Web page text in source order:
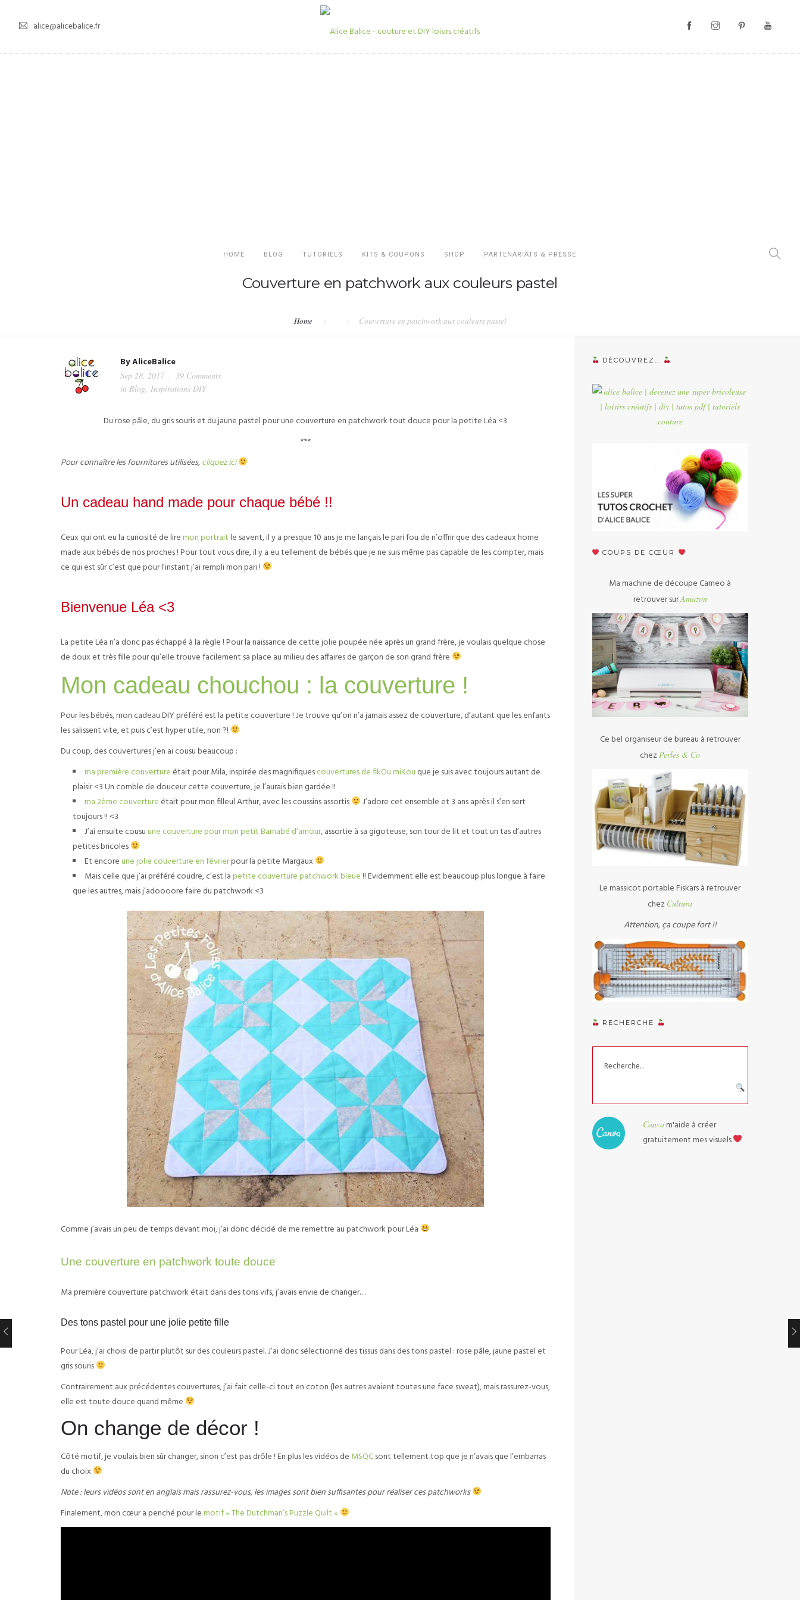
alice@alicebalice.fr
HOME BLOG TUTORIELS KITS & COUPONS SHOP PARTENARIATS & PRESSE
Couverture en patchwork aux couleurs pastel
Home Couverture en patchwork aux couleurs pastel
ByAliceBalice
Sep 28, 2017
39 Comments
in Blog, Inspirations DIY
Du rose pâle, du gris souris et du jaune pastel pour une couverture en patchwork tout douce pour la petite Léa <3
***
Pour connaître les fournitures utilisées,cliquez ici
Un cadeau hand made pour chaque bébé !!
Ceux qui ont eu la curiosité de liremon portraitle savent, il y a presque 10 ans je me lançais le pari fou de n’offrir que des cadeaux home
made aux bébés de nos proches ! Pour tout vous dire, il y a eu tellement de bébés que je ne suis même pas capable de les compter, mais
ce qui est sûr c’est que pour l’instant j’ai rempli mon pari !
Bienvenue Léa <3
La petite Léa n’a donc pas échappé à la règle ! Pour la naissance de cette jolie poupée née après un grand frère, je voulais quelque chose
de doux et très fille pour qu’elle trouve facilement sa place au milieu des affaires de garçon de son grand frère
Mon cadeau chouchou : la couverture !
Pour les bébés, mon cadeau DIY préféré est la petite couverture ! Je trouve qu’on n’a jamais assez de couverture, d’autant que les enfants
les salissent vite, et puis c’est hyper utile, non ?!
Du coup, des couvertures j’en ai cousu beaucoup :
ma première couverture était pour Mila, inspirée des magnifiquescouvertures de fikOu miKou que je suis avec toujours autant de
plaisir <3 Un comble de douceur cette couverture, je l’aurais bien gardée !!
ma 2ème couverture était pour mon filleul Arthur, avec les coussins assortis
J’adore cet ensemble et 3 ans après il s’en sert
toujours !! <3
J’ai ensuite cousuune couverture pour mon petit Barnabé d’amour, assortie à sa gigoteuse, son tour de lit et tout un tas d’autres
petites bricoles
Et encoreune jolie couverture en févrierpour la petite Margaux
Mais celle que j’ai préféré coudre, c’est lapetite couverture patchwork bleue!! Evidemment elle est beaucoup plus longue à faire
que les autres, mais j’adoooore faire du patchwork <3
Comme j’avais un peu de temps devant moi, j’ai donc décidé de me remettre au patchwork pour Léa
Une couverture en patchwork toute douce
Ma première couverture patchwork était dans des tons vifs, j’avais envie de changer…
Des tons pastel pour une jolie petite fille
Pour Léa, j’ai choisi de partir plutôt sur des couleurs pastel. J’ai donc sélectionné des tissus dans des tons pastel : rose pâle, jaune pastel et
gris souris
Contrairement aux précédentes couvertures, j’ai fait celle-ci tout en coton (les autres avaient toutes une face sweat), mais rassurez-vous,
elle est toute douce quand même
On change de décor !
Côté motif, je voulais bien sûr changer, sinon c’est pas drôle ! En plus les vidéos de MSQCsont tellement top que je n’avais que l’embarras
du choix
Note : leurs vidéos sont en anglais mais rassurez-vous, les images sont bien suffisantes pour réaliser ces patchworks
Finalement, mon cœur a penché pour lemotif « The Dutchman’s Puzzle Quilt »
DÉCOUVREZ…
COUPS DE CŒUR
Ma machine de découpe Cameo à
retrouver surAmazon
Ce bel organiseur de bureau à retrouver
chezPerles & Co
Le massicot portable Fiskars à retrouver
chez Cultura
Attention, ça coupe fort !!
RECHERCHE
Canvam'aide à créer
gratuitement mes visuels